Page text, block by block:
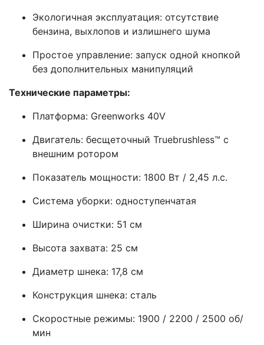
Экологичная эксплуатация: отсутствие
бензина, выхлопов и излишнего шума
Простое управление: запуск одной кнопкой
без дополнительных манипуляций
Технические параметры:
Платформа: Greenworks 40V
Двигатель: бесщеточный Truebrushless™ с
внешним ротором
Показатель мощности: 1800 Вт / 2,45 л.с.
Система уборки: одноступенчатая
Ширина очистки: 51 см
Высота захвата: 25 см
Диаметр шнека: 17,8 см
Конструкция шнека: сталь
Скоростные режимы: 1900 / 2200 / 2500 об/
мин